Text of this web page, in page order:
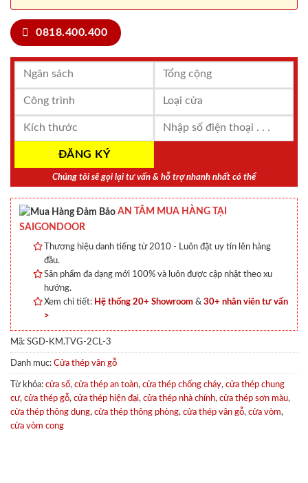
0818.400.400
Chúng tôi sẽ gọi lại tư vấn & hỗ trợ nhanh nhất có thể
AN TÂM MUA HÀNG TẠI
SAIGONDOOR
Thương hiệu danh tiếng từ 2010 - Luôn đặt uy tín lên hàng
đầu.
Sản phẩm đa dạng mới 100% và luôn được cập nhật theo xu
hướng.
Xem chi tiết: Hệ thống 20+ Showroom & 30+ nhân viên tư vấn
>
Mã: SGD-KM.TVG-2CL-3
Danh mục: Cửa thép vân gỗ
Từ khóa: cửa sổ, cửa thép an toàn, cửa thép chống cháy, cửa thép chung
cư, cửa thép gỗ, cửa thép hiện đại, cửa thép nhà chính, cửa thép sơn màu,
cửa thép thông dụng, cửa thép thông phòng, cửa thép vân gỗ, cửa vòm,
cửa vòm cong